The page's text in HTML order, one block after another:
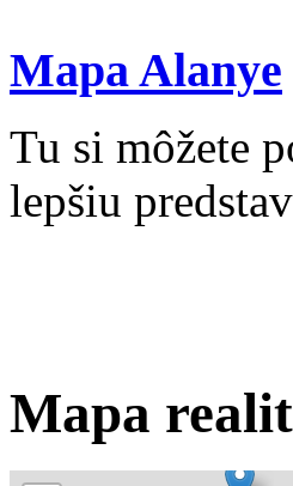
Mapa Alanye
Tu si môžete
lepšiu
Mapa realit